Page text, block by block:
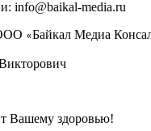
info@baikal-media.ru
«Байкал Медиа
Вашему здоровью!